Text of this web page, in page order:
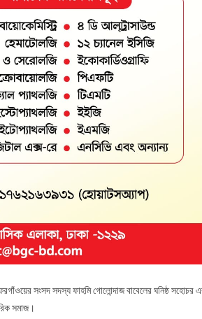
সংসদ সদস্য ফাহমি গোলোন্দাজ বাবেলের ঘনিষ্ঠ সহোচর
সমাজ।